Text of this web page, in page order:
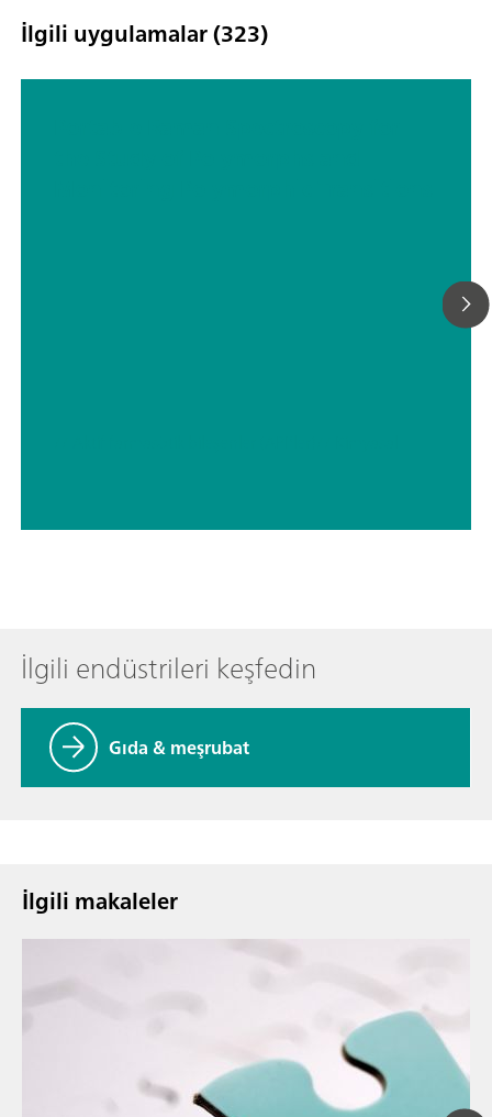
İlgili uygulamalar (323)
İlgili endüstrileri keşfedin
Gıda & meşrubat
İlgili makaleler